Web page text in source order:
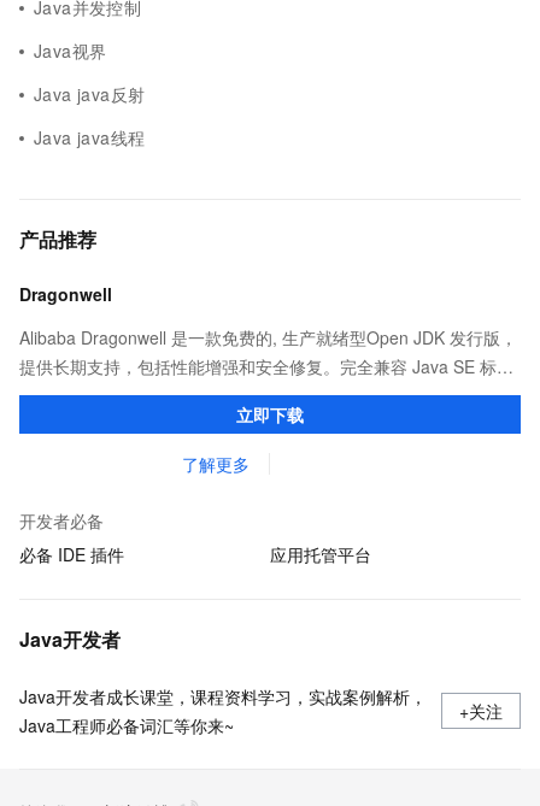
Java并发控制
Java视界
Java java反射
Java java线程
产品推荐
Dragonwell
Alibaba Dragonwell 是一款免费的, 生产就绪型Open JDK 发行版，
提供长期支持，包括性能增强和安全修复。完全兼容 Java SE 标
准，您可以在任何常用操作系统（包括 Linux、Windows 和
macOS）上开发 Java 应用程序。立即下载
了解更多
开发者必备
必备 IDE 插件
应用托管平台
Java开发者
Java开发者成长课堂，课程资料学习，实战案例解析，
Java工程师必备词汇等你来~
+关注